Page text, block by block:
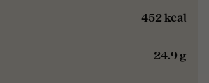
452 kcal
24.9 g